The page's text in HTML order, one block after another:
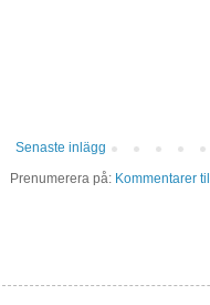
Senaste inlägg
Prenumerera på: Kommentarer